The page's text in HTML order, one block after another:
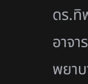
ดร.ทิ
อาจา
พยา